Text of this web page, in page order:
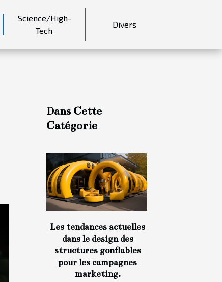
Science/High-
Tech
Divers
Dans Cette
Catégorie
Les tendances actuelles
dans le design des
structures gonflables
pour les campagnes
marketing.